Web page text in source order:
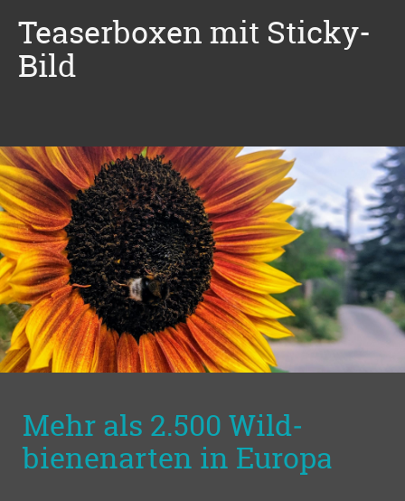
Teaserboxen mit Sticky-
Bild
Mehr als 2.500 Wild­
bienen­arten in Europa